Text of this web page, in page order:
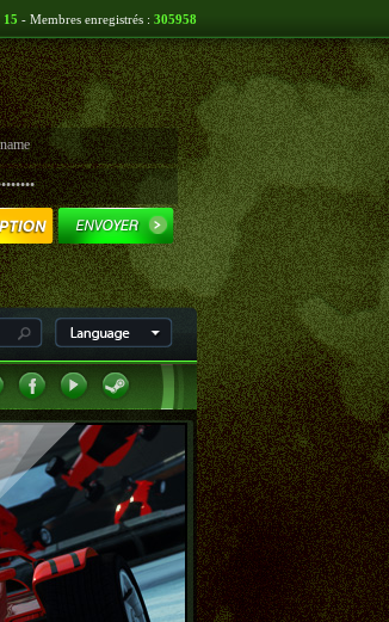
15 - Membres enregistrés : 305958